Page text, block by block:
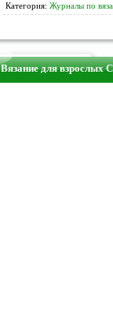
Категория: Журналы по
Вязание для взрослых